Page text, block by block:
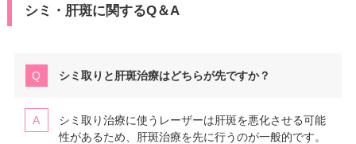
シミ・肝斑に関するQ＆A
シミ取りと肝斑治療はどちらが先ですか？
シミ取り治療に使うレーザーは肝斑を悪化させる可能
性があるため、肝斑治療を先に行うのが一般的です。